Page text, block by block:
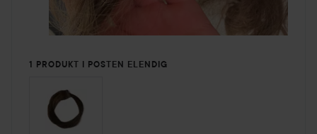
1 PRODUKT I POSTEN ELENDIG